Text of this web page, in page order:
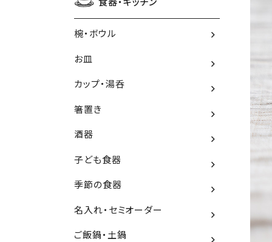
椀・ボウル
お皿
カップ・湯呑
箸置き
酒器
子ども食器
季節の食器
名入れ・セミオーダー
ご飯鍋・土鍋